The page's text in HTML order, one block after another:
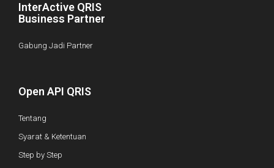
InterActive QRIS
Business Partner
Gabung Jadi Partner
Open API QRIS
Tentang
Syarat & Ketentuan
Step by Step